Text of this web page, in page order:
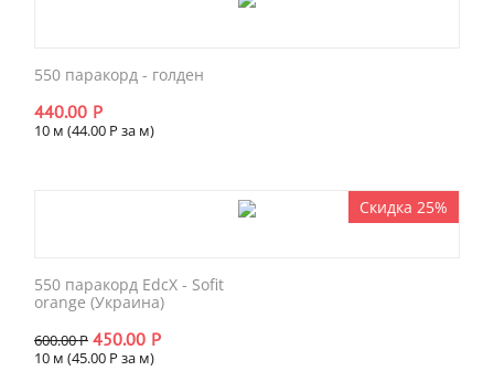
550 паракорд - голден
440.00 Р
10 м (44.00 Р за м)
Скидка 25%
550 паракорд EdcX - Sofit
orange (Украина)
600.00Р 450.00 Р
10 м (45.00 Р за м)